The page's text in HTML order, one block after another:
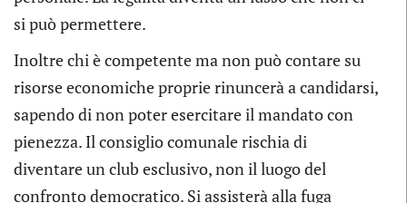
si può permettere.
Inoltre chi è competente ma non può contare su
risorse economiche proprie rinuncerà a candidarsi,
sapendo di non poter esercitare il mandato con
pienezza. Il consiglio comunale rischia di
diventare un club esclusivo, non il luogo del
confronto democratico. Si assisterà alla fuga